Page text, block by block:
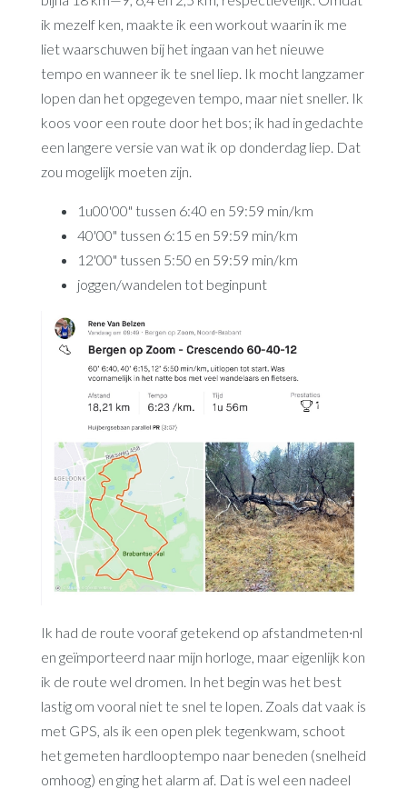
ik mezelf ken, maakte ik een workout waarin ik me
liet waarschuwen bij het ingaan van het nieuwe
tempo en wanneer ik te snel liep. Ik mocht langzamer
lopen dan het opgegeven tempo, maar niet sneller. Ik
koos voor een route door het bos; ik had in gedachte
een langere versie van wat ik op donderdag liep. Dat
zou mogelijk moeten zijn.
1u00'00" tussen 6:40 en 59:59 min/km
40'00" tussen 6:15 en 59:59 min/km
12'00" tussen 5:50 en 59:59 min/km
joggen/wandelen tot beginpunt
Ik had de route vooraf getekend op afstandmeten∙nl
en geïmporteerd naar mijn horloge, maar eigenlijk kon
ik de route wel dromen. In het begin was het best
lastig om vooral niet te snel te lopen. Zoals dat vaak is
met GPS, als ik een open plek tegenkwam, schoot
het gemeten hardlooptempo naar beneden (snelheid
omhoog) en ging het alarm af. Dat is wel een nadeel